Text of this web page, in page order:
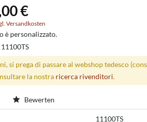
€
Versandkosten
è personalizzato.
11100TS
si prega di passare al webshop tedesco
la nostra ricerca rivenditori.
Bewerten
11100TS